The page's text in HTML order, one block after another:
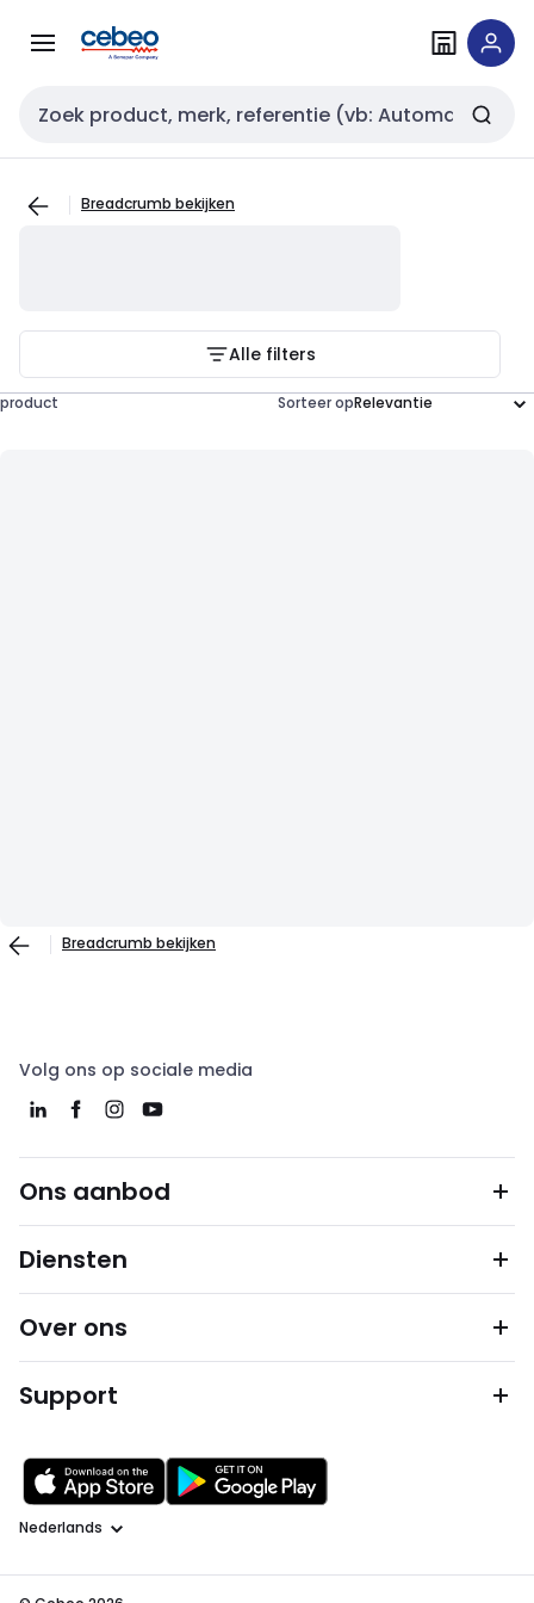
naar
naar
Zoekveld invoer
Breadcrumb bekijken
Alle filters
product Sorteer op
Breadcrumb bekijken
Volg ons op sociale media
Ons aanbod
Diensten
Over ons
Support
Taal